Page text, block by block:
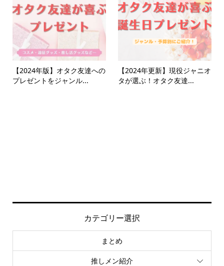
【2024年版】オタク友達への
プレゼントをジャンル...
【2024年更新】現役ジャニオ
タが選ぶ！オタク友達...
カテゴリー選択
まとめ
推しメン紹介